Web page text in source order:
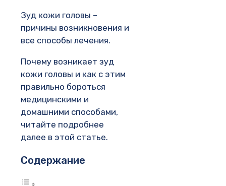
Зуд кожи головы –
причины возникновения и
все способы лечения.
Почему возникает зуд
кожи головы и как с этим
правильно бороться
медицинскими и
домашними способами,
читайте подробнее
далее в этой статье.
Содержание